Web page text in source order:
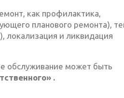
как профилактика,
планового ремонта),
локализация и ликвидация
обслуживание может быть
.